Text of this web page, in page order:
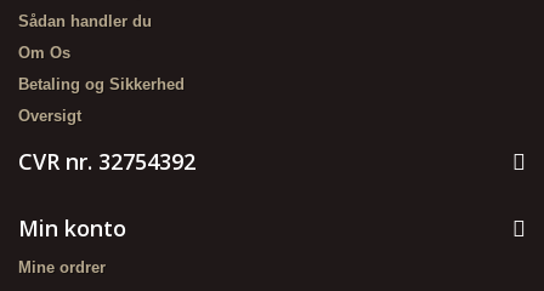
Sådan handler du
Om Os
Betaling og Sikkerhed
Oversigt
CVR nr. 32754392
Min konto
Mine ordrer